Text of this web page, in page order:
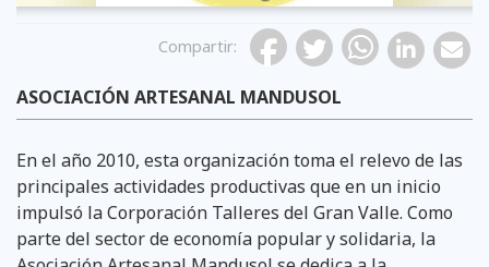
Compartir:
ASOCIACIÓN ARTESANAL MANDUSOL
En el año 2010, esta organización toma el relevo de las
principales actividades productivas que en un inicio
impulsó la Corporación Talleres del Gran Valle. Como
parte del sector de economía popular y solidaria, la